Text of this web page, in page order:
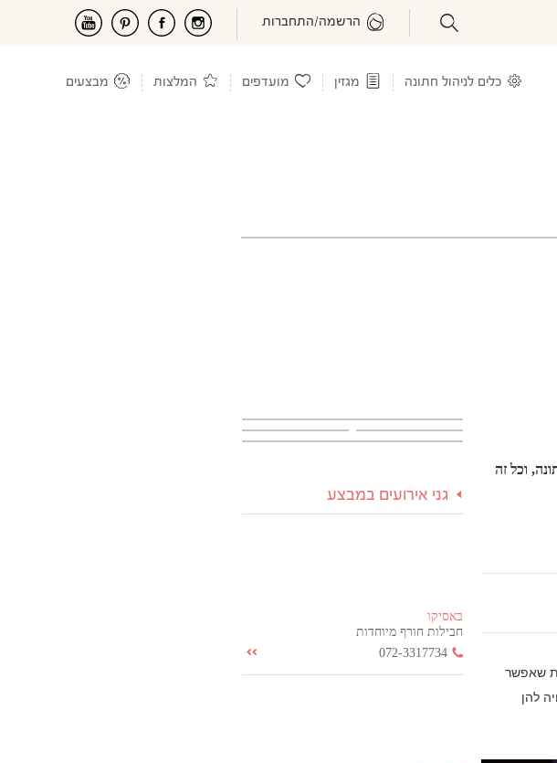
הרשמה/התחברות
כלים לניהול חתונה מגזין מועדפים המלצות מבצעים
וכל זה
שאפשר
להן
גני אירועים במבצע
באסיקו
חבילות חורף מיוחדות
072-3317734